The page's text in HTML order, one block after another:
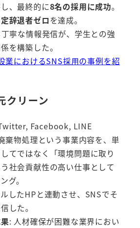
し、最終的に8名の採用に成功。
辞退者ゼロを達成。
寧な情報発信が、学生との強
を構築した。
業におけるSNS採用の事例を紹
クリーン
Facebook, LINE
棄物処理という事業内容を、単
てではなく「環境問題に取り
社会貢献性の高い仕事として
グ。
したHPと連動させ、SNSでそ
した。
: 人材確保が困難な業界におい